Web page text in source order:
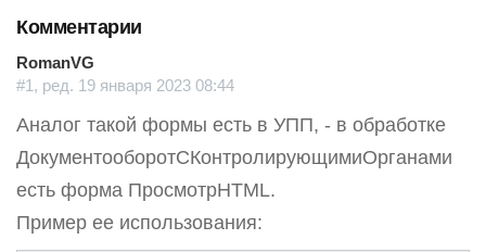
Комментарии
RomanVG
#1, ред. 19 января 2023 08:44
Аналог такой формы есть в УПП, - в обработке
ДокументооборотСКонтролирующимиОрганами
есть форма ПросмотрHTML.
Пример ее использования: